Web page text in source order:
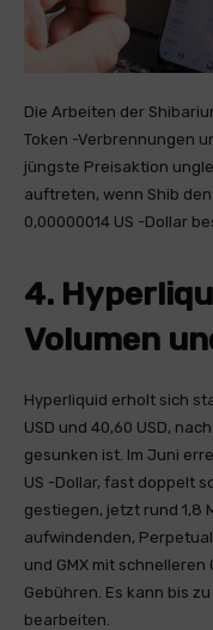
Die Arbeiten der
Token -Verbrennungen
jüngste Preisaktion
auftreten, wenn Shib
0,00000014 US -Dollar
4.
Volumen
Hyperliquid erholt sich
USD und 40,60 USD,
gesunken ist. Im Juni
US -Dollar, fast doppelt
gestiegen, jetzt rund 1,8
aufwindenden,
und GMX mit
Gebühren. Es kann bis
bearbeiten.